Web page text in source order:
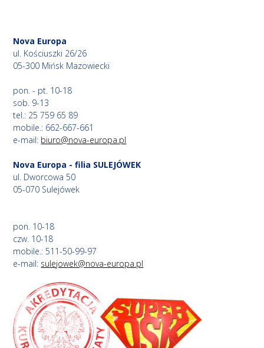
Nova Europa
ul. Kościuszki 26/26
05-300 Mińsk Mazowiecki
pon. - pt. 10-18
sob. 9-13
tel.: 25 759 65 89
mobile.: 662-667-661
e-mail: biuro@nova-europa.pl
Nova Europa - filia SULEJÓWEK
ul. Dworcowa 50
05-070 Sulejówek
pon. 10-18
czw. 10-18
mobile.: 511-50-99-97
e-mail: sulejowek@nova-europa.pl